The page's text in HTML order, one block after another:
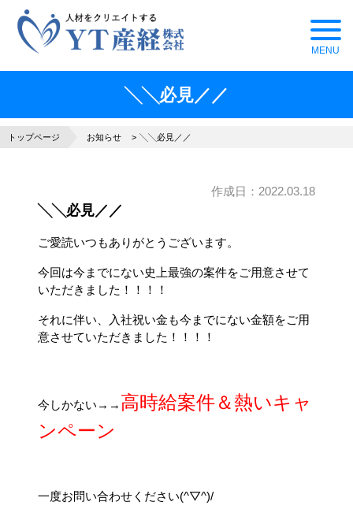
╲╲必見／／
トップページ お知らせ ╲╲必見／／
作成日： 2022.03.18
╲╲必見／／
ご愛読いつもありがとうございます。
今回は今までにない史上最強の案件をご用意させて
いただきました！！！！
それに伴い、入社祝い金も今までにない金額をご用
意させていただきました！！！！
今しかない→→ 高時給案件＆熱いキャ
ンペーン
一度お問い合わせください(^▽^)/